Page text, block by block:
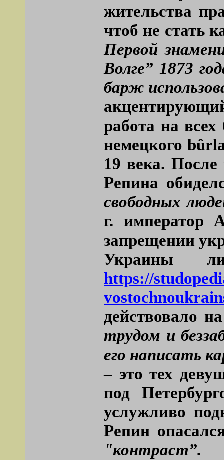
жительства
чтоб не стать
Первой
Волге” 1873
барж
работа на
немецкого
19 века.
Репина
свободных
г. император
запрещении
Украины
https://
действовало
трудом и
его написать
– это тех
под
услужливо
Репин
"контраст”.